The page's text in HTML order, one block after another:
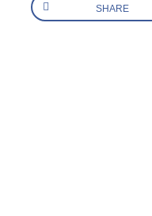
SHARE